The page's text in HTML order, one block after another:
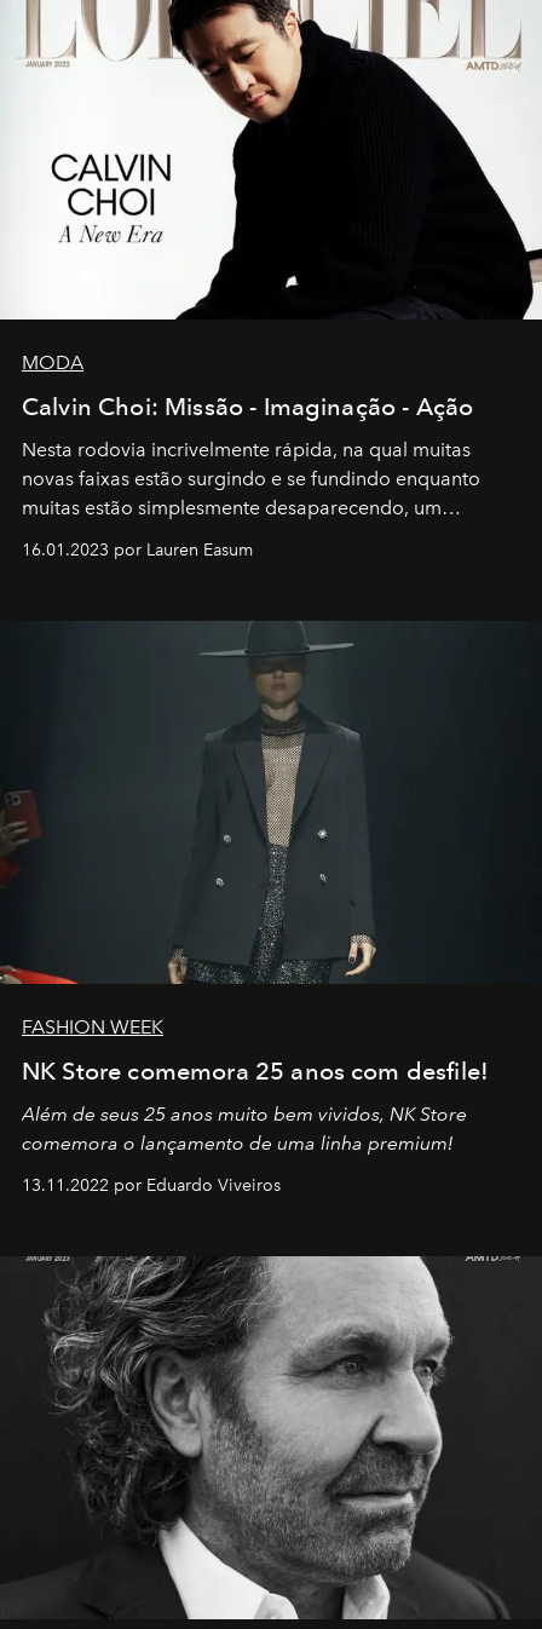
MODA
Calvin Choi: Missão - Imaginação - Ação
Nesta rodovia incrivelmente rápida, na qual muitas
novas faixas estão surgindo e se fundindo enquanto
muitas estão simplesmente desaparecendo, um
transportador AMTD abrindo caminho para muitos
por propósitos, com um claro senso de missão na vida e
16.01.2023 por Lauren Easum
FASHION WEEK
NK Store comemora 25 anos com desfile!
Além de seus 25 anos muito bem vividos, NK Store
comemora o lançamento de uma linha premium!
13.11.2022 por Eduardo Viveiros